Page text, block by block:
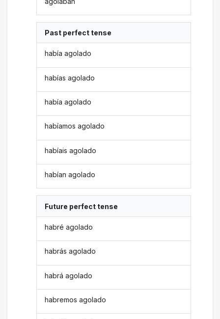
Past perfect tense
había agolado
habías agolado
había agolado
habíamos agolado
habíais agolado
habían agolado
Future perfect tense
habré agolado
habrás agolado
habrá agolado
habremos agolado